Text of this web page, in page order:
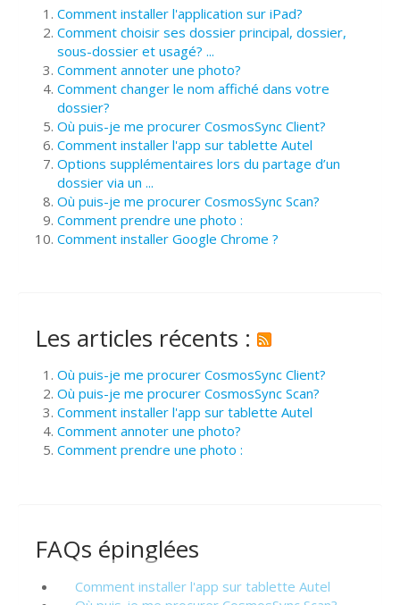
Comment installer l'application sur iPad?
Comment choisir ses dossier principal, dossier,
sous-dossier et usagé? ...
Comment annoter une photo?
Comment changer le nom affiché dans votre
dossier?
Où puis-je me procurer CosmosSync Client?
Comment installer l'app sur tablette Autel
Options supplémentaires lors du partage d’un
dossier via un ...
Où puis-je me procurer CosmosSync Scan?
Comment prendre une photo :
Comment installer Google Chrome ?
Les articles récents :
Où puis-je me procurer CosmosSync Client?
Où puis-je me procurer CosmosSync Scan?
Comment installer l'app sur tablette Autel
Comment annoter une photo?
Comment prendre une photo :
FAQs épinglées
Comment installer l'app sur tablette Autel